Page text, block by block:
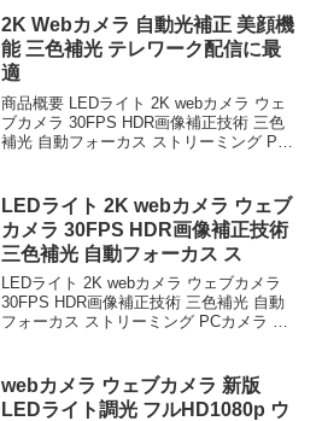
即用 usbカメラ webcam プライ...
2K Webカメラ 自動光補正 美顔機
能 三色補光 テレワーク配信に最
適
商品概要 LEDライト 2K webカメラ ウェ
ブカメラ 30FPS HDR画像補正技術 三色
補光 自動フォーカス ストリーミング PC
話 テレワーク オンライ...
LEDライト 2K webカメラ ウェブ
カメラ 30FPS HDR画像補正技術
三色補光 自動フォーカス ス
LEDライト 2K webカメラ ウェブカメラ
30FPS HDR画像補正技術 三色補光 自動
フォーカス ストリーミング PCカメラ 美
ーク オンライン授業 議...
webカメラ ウェブカメラ 新版
LEDライト調光 フルHD1080p ウ